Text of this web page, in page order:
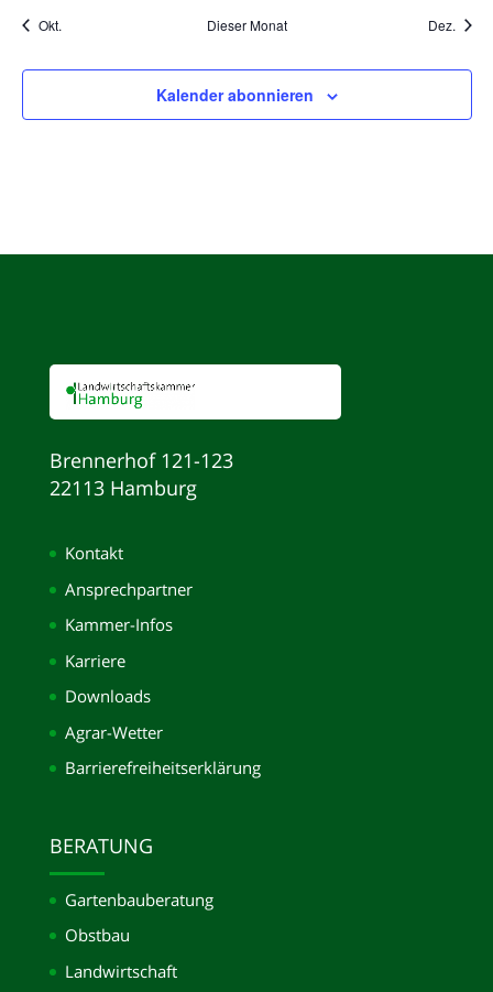
Okt. Dieser Monat Dez.
Kalender abonnieren
Brennerhof 121-123
22113 Hamburg
Kontakt
Ansprechpartner
Kammer-Infos
Karriere
Downloads
Agrar-Wetter
Barrierefreiheitserklärung
BERATUNG
Gartenbauberatung
Obstbau
Landwirtschaft